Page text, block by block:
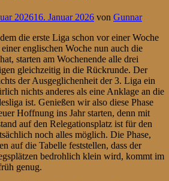
202616. Januar 2026 von Gunnar
die erste Liga schon vor einer Woche
englischen Woche nun auch die
starten am Wochenende alle drei
gleichzeitig in die Rückrunde. Der
der Ausgeglichenheit der 3. Liga ein
nichts anderes als eine Anklage an die
ist. Genießen wir also diese Phase
Hoffnung ins Jahr starten, denn mit
auf den Relegationsplatz ist für den
noch alles möglich. Die Phase,
auf die Tabelle feststellen, dass der
bedrohlich klein wird, kommt im
genug.